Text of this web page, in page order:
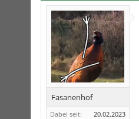
Fasanenhof
Dabei seit:
20.02.2023